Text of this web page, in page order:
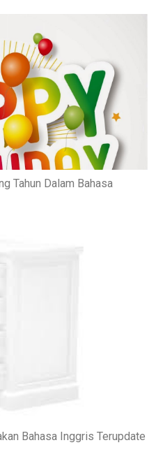
Tahun Dalam Bahasa
Bahasa Inggris Terupdate